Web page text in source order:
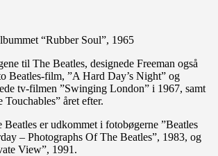
“Rubber Soul”, 1965
til The Beatles, designede Freeman også
Beatles-film, ”A Hard Day’s Night” og
tv-filmen ”Swinging London” i 1967, samt
året efter.
er udkommet i fotobøgerne ”Beatles
– Photographs Of The Beatles”, 1983, og
View”, 1991.